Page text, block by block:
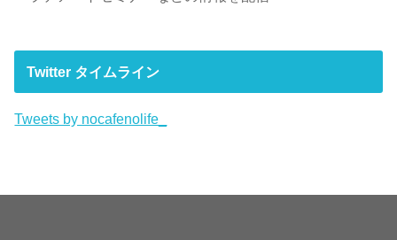
Twitter タイムライン
Tweets by nocafenolife_